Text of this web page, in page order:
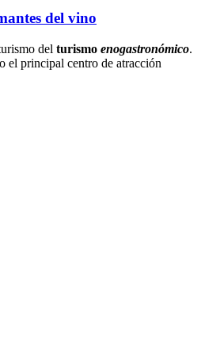
del vino
del turismo enogastronómico.
el principal centro de atracción